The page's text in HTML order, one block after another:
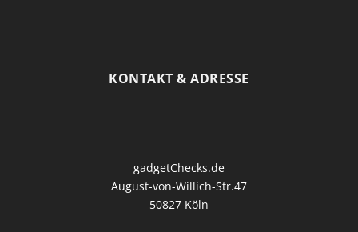
KONTAKT & ADRESSE
gadgetChecks.de
August-von-Willich-Str.47
50827 Köln